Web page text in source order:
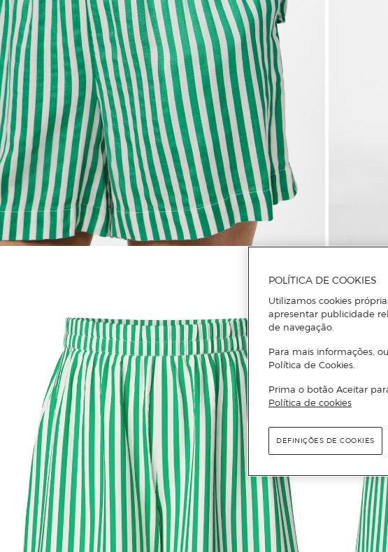
POLÍTICA DE COOKIES
Utilizamos cookies
apresentar publicidade
de navegação.
Para mais informações,
Política de Cookies.
Prima o botão Aceitar
Política de cookies
DEFINIÇÕES DE COOKIES